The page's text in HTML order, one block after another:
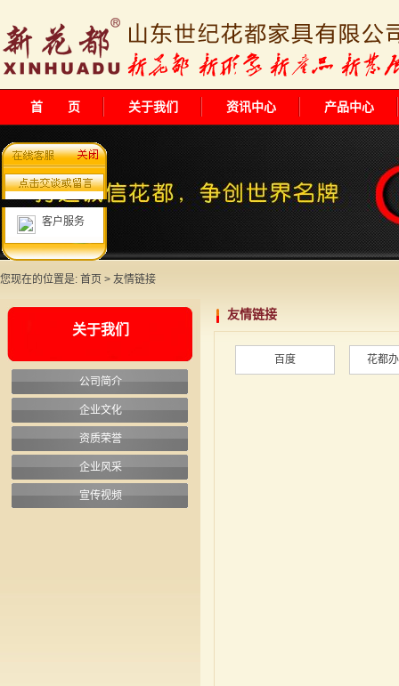
首 页 关于我们 资讯中心 产品中心
您现在的位置是: 首页 > 友情链接
关于我们
公司简介
企业文化
资质荣誉
企业风采
宣传视频
友情链接
百度 花都
客户服务